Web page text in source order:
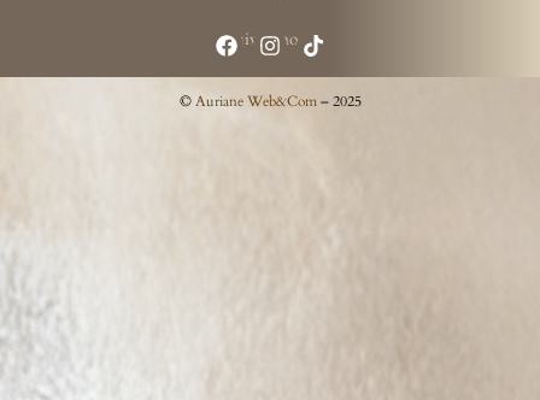
Suivez-nous
©Auriane Web&Com– 2025